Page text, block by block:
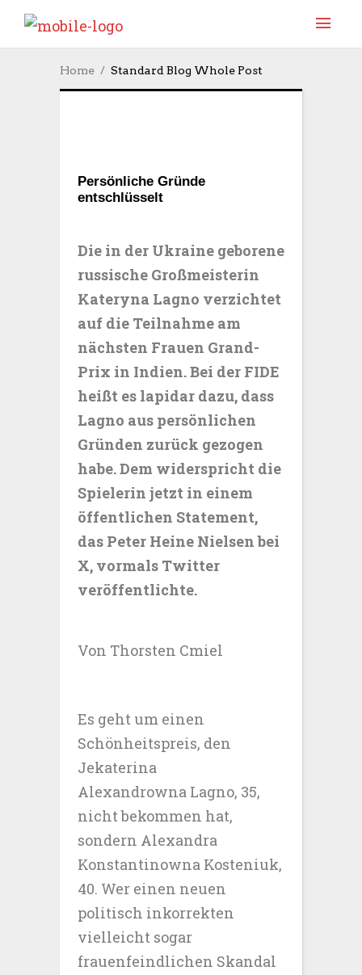
Home Standard Blog Whole Post
Persönliche Gründe
entschlüsselt
Die in der Ukraine geborene
russische Großmeisterin
Kateryna Lagno verzichtet
auf die Teilnahme am
nächsten Frauen Grand-
Prix in Indien. Bei der FIDE
heißt es lapidar dazu, dass
Lagno aus persönlichen
Gründen zurück gezogen
habe. Dem widerspricht die
Spielerin jetzt in einem
öffentlichen Statement,
das Peter Heine Nielsen bei
X, vormals Twitter
veröffentlichte.
Von Thorsten Cmiel
Es geht um einen
Schönheitspreis, den
Jekaterina
Alexandrowna Lagno, 35,
nicht bekommen hat,
sondern Alexandra
Konstantinowna Kosteniuk,
40. Wer einen neuen
politisch inkorrekten
vielleicht sogar
frauenfeindlichen Skandal